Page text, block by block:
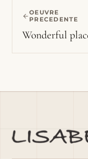
OEUVRE
PRECEDENTE
Wonderful